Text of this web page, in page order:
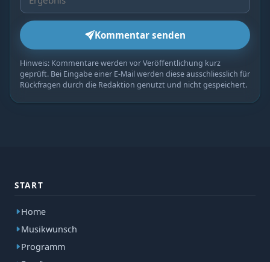
Kommentar senden
Hinweis: Kommentare werden vor Veröffentlichung kurz
geprüft. Bei Eingabe einer E-Mail werden diese ausschliesslich für
Rückfragen durch die Redaktion genutzt und nicht gespeichert.
START
Home
Musikwunsch
Programm